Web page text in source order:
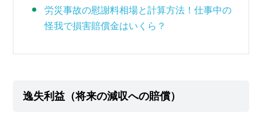
労災事故の慰謝料相場と計算方法！仕事中の
怪我で損害賠償金はいくら？
逸失利益（将来の減収への賠償）